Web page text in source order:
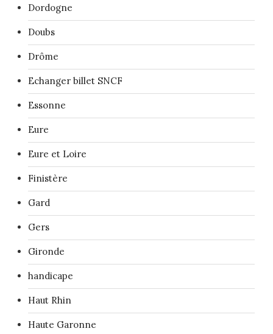
Dordogne
Doubs
Drôme
Echanger billet SNCF
Essonne
Eure
Eure et Loire
Finistère
Gard
Gers
Gironde
handicape
Haut Rhin
Haute Garonne